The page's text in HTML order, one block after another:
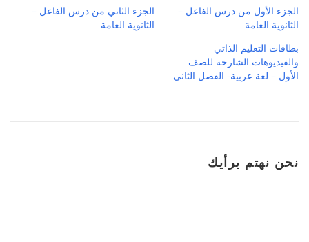
الجزء الأول من درس الفاعل –
الثانوية العامة
الجزء الثاني من درس الفاعل –
الثانوية العامة
بطاقات التعليم الذاتي
والفيديوهات الشارحة للصف
الأول – لغة عربية- الفصل الثاني
نحن نهتم برأيك